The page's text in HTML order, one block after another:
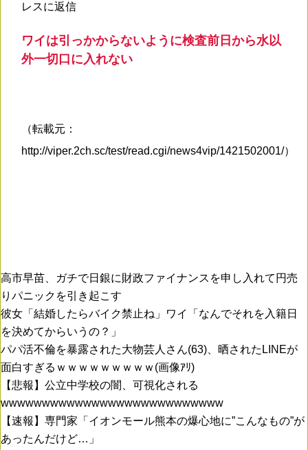
レスに返信
ワイは引っかからないように検査前日から水以
外一切口に入れない
（転載元：
http://viper.2ch.sc/test/read.cgi/news4vip/1421502001/）
高市早苗、ガチで日銀に財政ファイナンスを申し入れて円売
りパニックを引き起こす
彼女「結婚したらバイク禁止ね」ワイ「なんでそれを入籍日
を決めてからいうの？」
パパ活不倫を暴露された大物芸人さん(63)、晒されたLINEが
面白すぎるｗｗｗｗｗｗｗｗｗ(画像ｱﾘ)
【悲報】公立中学校の闇、可視化される
wwwwwwwwwwwwwwwwwwwwwwwwwww
【速報】専門家「イオンモール熊本の爆心地に”こんなもの”が
あったんだけど…」